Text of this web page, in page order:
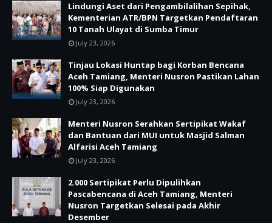
Lindungi Aset dari Pengambilalihan Sepihak,
Kementerian ATR/BPN Targetkan Pendaftaran
10 Tanah Ulayat di Sumba Timur
July 23, 2026
Tinjau Lokasi Huntap bagi Korban Bencana
Aceh Tamiang, Menteri Nusron Pastikan Lahan
100% Siap Digunakan
July 23, 2026
Menteri Nusron Serahkan Sertipikat Wakaf
dan Bantuan dari MUI untuk Masjid Salman
Alfarisi Aceh Tamiang
July 23, 2026
2.000 Sertipikat Perlu Dipulihkan
Pascabencana di Aceh Tamiang, Menteri
Nusron Targetkan Selesai pada Akhir
Desember